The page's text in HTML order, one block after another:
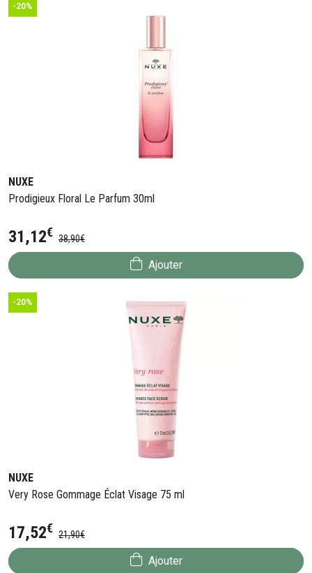
-20%
NUXE
Prodigieux Floral Le Parfum 30ml
31,12€ 38,90€
Ajouter
-20%
NUXE
Very Rose Gommage Éclat Visage 75 ml
17,52€ 21,90€
Ajouter